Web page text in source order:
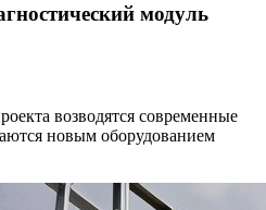
модуль
возводятся современные
новым оборудованием